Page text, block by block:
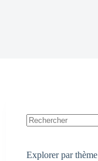
Explorer par thème